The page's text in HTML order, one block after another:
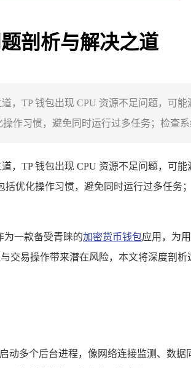
剖析与解决之道
，TP 钱包出现 CPU 资源不足问题，
作习惯，避免同时运行过多任务；检查
，TP 钱包出现 CPU 资源不足问题，
优化操作习惯，避免同时运行过多任
为一款备受青睐的加密货币钱包应用，为
交易操作带来潜在风险，本文将深度剖析
动多个后台进程，像网络连接监测、数